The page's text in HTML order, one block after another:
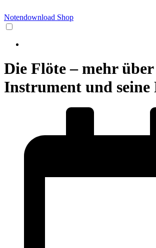
Notendownload Shop
Die Flöte – mehr über
Instrument und seine